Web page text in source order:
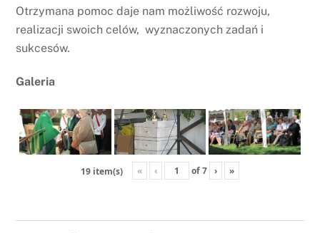
Otrzymana pomoc daje nam możliwość rozwoju,
realizacji swoich celów, wyznaczonych zadań i
sukcesów.
Galeria
19 item(s) « ‹ of7 › »